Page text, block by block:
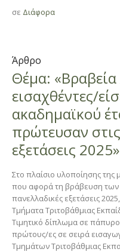
σε Διάφορα
Άρθρο
Θέμα: «Βραβεία
εισαχθέντες/
ακαδημαϊκού
πρώτευσαν
εξετάσεις
Στο πλαίσιο υλοποίησης της
που αφορά τη βράβευση
πανελλαδικές εξετάσεις
Τμήματα Τριτοβάθμιας
Τιμητικό δίπλωμα σε
πρώτους/ες σε σειρά
Τμημάτων Τριτοβάθμιας